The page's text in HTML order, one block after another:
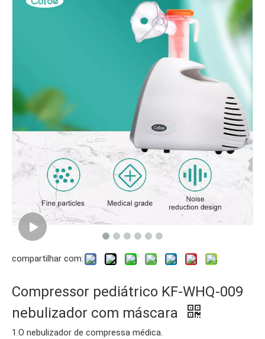
compartilhar com:
Compressor pediátrico KF-WHQ-009
nebulizador com máscara
1.O nebulizador de compressa médica.